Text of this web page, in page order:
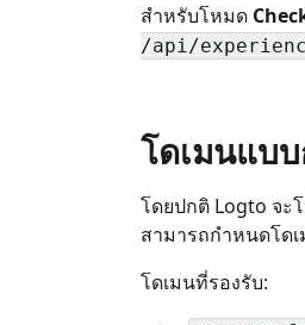
สำหรับโหมด
/api/
โดเมนแบ
โดยปกติ Logto จะ
สามารถกำหนดโด
โดเมนที่รองรับ: